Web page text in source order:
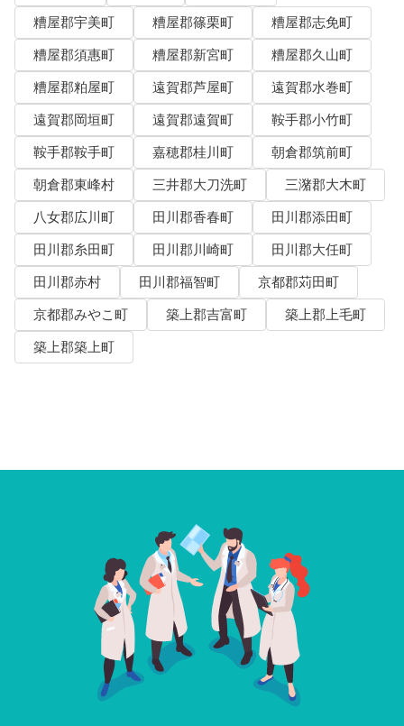
糟屋郡宇美町
糟屋郡篠栗町
糟屋郡志免町
糟屋郡須惠町
糟屋郡新宮町
糟屋郡久山町
糟屋郡粕屋町
遠賀郡芦屋町
遠賀郡水巻町
遠賀郡岡垣町
遠賀郡遠賀町
鞍手郡小竹町
鞍手郡鞍手町
嘉穂郡桂川町
朝倉郡筑前町
朝倉郡東峰村
三井郡大刀洗町
三潴郡大木町
八女郡広川町
田川郡香春町
田川郡添田町
田川郡糸田町
田川郡川崎町
田川郡大任町
田川郡赤村
田川郡福智町
京都郡苅田町
京都郡みやこ町
築上郡吉富町
築上郡上毛町
築上郡築上町